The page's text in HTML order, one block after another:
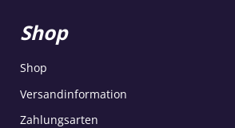
Shop
Shop
Versandinformation
Zahlungsarten